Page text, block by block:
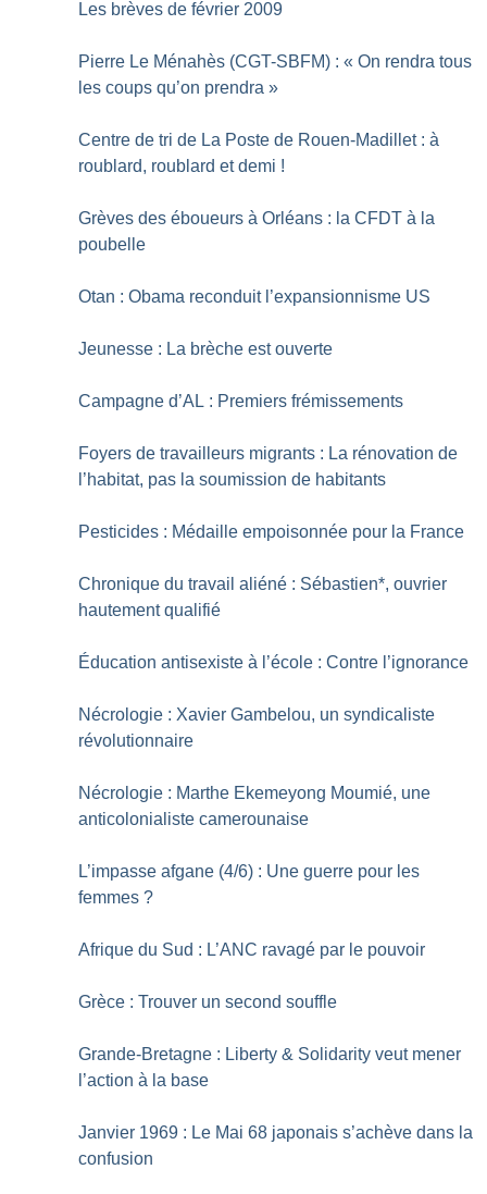
Les brèves de février 2009
Pierre Le Ménahès (CGT-SBFM) : « On rendra tous
les coups qu’on prendra »
Centre de tri de La Poste de Rouen-Madillet : à
roublard, roublard et demi !
Grèves des éboueurs à Orléans : la CFDT à la
poubelle
Otan : Obama reconduit l’expansionnisme US
Jeunesse : La brèche est ouverte
Campagne d’AL : Premiers frémissements
Foyers de travailleurs migrants : La rénovation de
l’habitat, pas la soumission de habitants
Pesticides : Médaille empoisonnée pour la France
Chronique du travail aliéné : Sébastien*, ouvrier
hautement qualifié
Éducation antisexiste à l’école : Contre l’ignorance
Nécrologie : Xavier Gambelou, un syndicaliste
révolutionnaire
Nécrologie : Marthe Ekemeyong Moumié, une
anticolonialiste camerounaise
L’impasse afgane (4/6) : Une guerre pour les
femmes ?
Afrique du Sud : L’ANC ravagé par le pouvoir
Grèce : Trouver un second souffle
Grande-Bretagne : Liberty & Solidarity veut mener
l’action à la base
Janvier 1969 : Le Mai 68 japonais s’achève dans la
confusion